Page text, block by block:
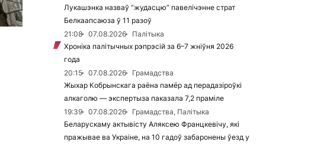
Лукашэнка назваў “жудасцю” павелічэнне страт
Белкаапсаюза ў 11 разоў
21:08
07.08.2026
Палітыка
Хроніка палітычных рэпрэсій за 6–7 жніўня 2026
года
20:15
07.08.2026
Грамадства
Жыхар Кобрынскага раёна памёр ад перадазіроўкі
алкаголю — экспертыза паказала 7,2 праміле
19:39
07.08.2026
Грамадства, Палітыка
Беларускаму актывісту Аляксею Францкевічу, які
пражывае ва Украіне, на 10 гадоў забаронены ўезд у